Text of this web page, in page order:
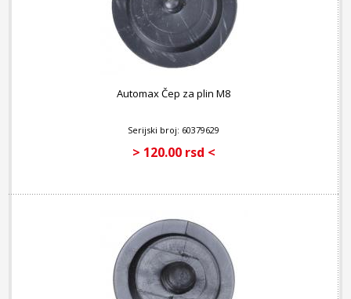
Automax Čep za plin M8
Serijski broj: 60379629
> 120.00 rsd <